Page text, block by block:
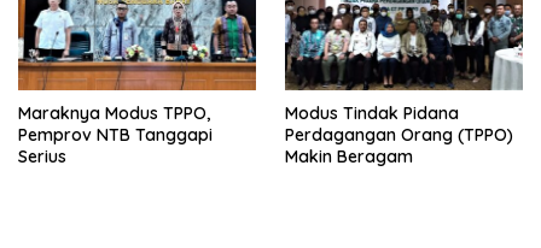
Maraknya Modus TPPO,
Pemprov NTB Tanggapi
Serius
Modus Tindak Pidana
Perdagangan Orang (TPPO)
Makin Beragam